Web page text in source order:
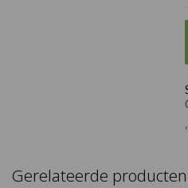
Gerelateerde producten